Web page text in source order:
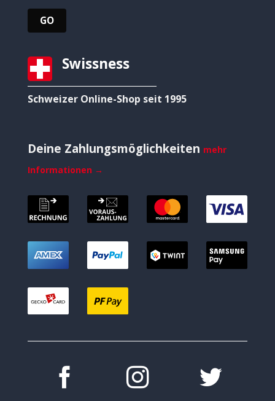
Swissness
Schweizer Online-Shop seit 1995
Deine Zahlungsmöglichkeiten mehr
Informationen →